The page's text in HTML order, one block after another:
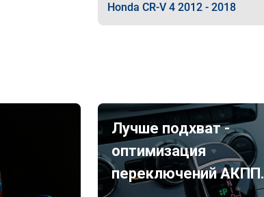
Honda CR-V 4 2012 - 2018
Лучше подхват -
оптимизация
переключений АКПП.